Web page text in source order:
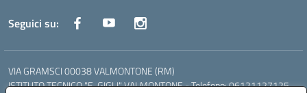
Seguici su:
VIA GRAMSCI 00038 VALMONTONE (RM)
ISTITUTO TECNICO "E. GIGLI" VALMONTONE - Telefono: 06121127125